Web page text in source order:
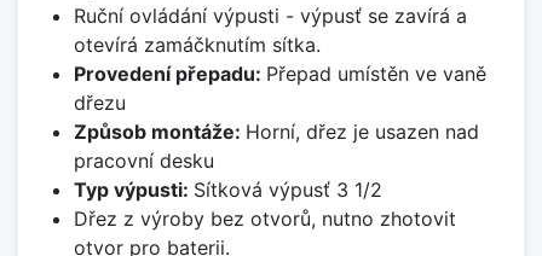
Ruční ovládání výpusti - výpusť se zavírá a
otevírá zamáčknutím sítka.
Provedení přepadu: Přepad umístěn ve vaně
dřezu
Způsob montáže: Horní, dřez je usazen nad
pracovní desku
Typ výpusti: Sítková výpusť 3 1/2
Dřez z výroby bez otvorů, nutno zhotovit
otvor pro baterii.